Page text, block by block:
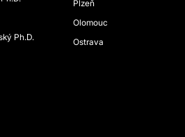
Ph.D.
Plzeň
Olomouc
Ostrava